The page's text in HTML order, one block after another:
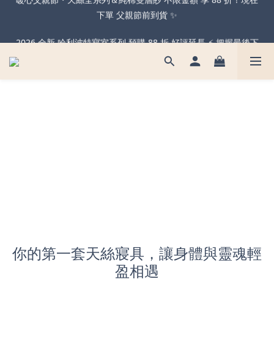
暖心父親節・天絲全系列＆純棉雙層紗 不限金額 享 88 折！現在
2026 全新 哈利波特寢室系列 預購 88 折 好評延長 ⚡️ 把握最後下
可機洗的獨立筒枕！全新天絲石墨烯獨立筒枕 限時買一送一🔥
你的第一套天絲寢具，讓身體與靈魂輕
盈相遇